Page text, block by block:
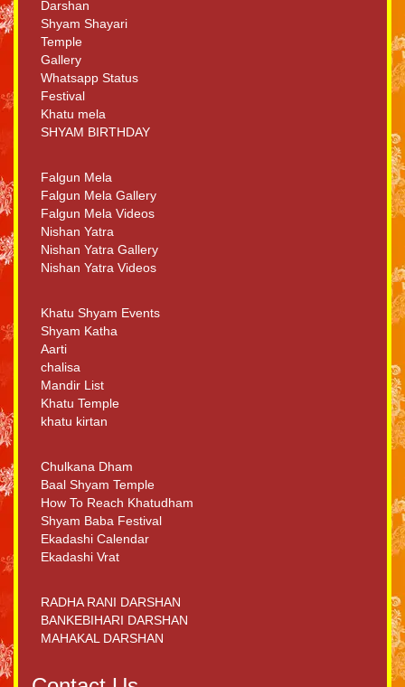
Darshan
Shyam Shayari
Temple
Gallery
Whatsapp Status
Festival
Khatu mela
SHYAM BIRTHDAY
Falgun Mela
Falgun Mela Gallery
Falgun Mela Videos
Nishan Yatra
Nishan Yatra Gallery
Nishan Yatra Videos
Khatu Shyam Events
Shyam Katha
Aarti
chalisa
Mandir List
Khatu Temple
khatu kirtan
Chulkana Dham
Baal Shyam Temple
How To Reach Khatudham
Shyam Baba Festival
Ekadashi Calendar
Ekadashi Vrat
RADHA RANI DARSHAN
BANKEBIHARI DARSHAN
MAHAKAL DARSHAN